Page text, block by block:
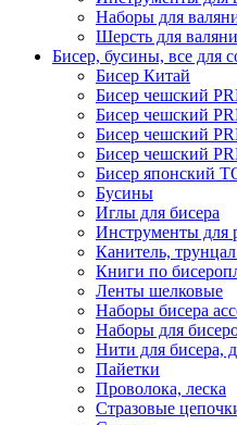
Наборы для
Шерсть для
Бисер, бусины, все для
Бисер Китай
Бисер чешский
Бисер чешский
Бисер чешский
Бисер чешский
Бисер японский
Бусины
Иглы для бисера
Инструменты для
Канитель,
Книги по
Ленты шелковые
Наборы бисера
Наборы для
Нити для бисера,
Пайетки
Проволока, леска
Стразовые